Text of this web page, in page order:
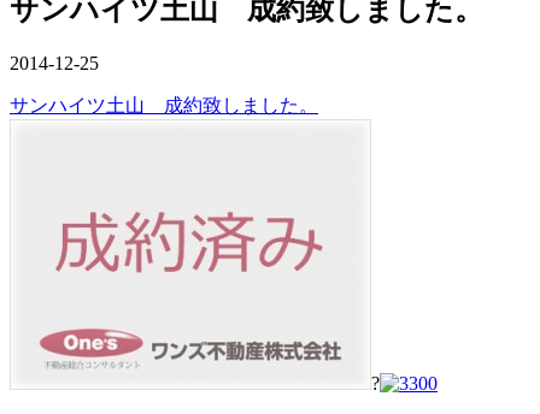
サンハイツ土山 成約致しました。
2014-12-25
サンハイツ土山 成約致しました。
?